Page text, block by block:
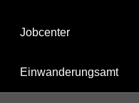
Jobcenter
Einwanderungsamt